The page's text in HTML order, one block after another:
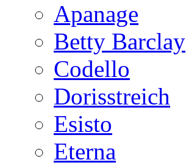
Apanage
Betty Barclay
Codello
Dorisstreich
Esisto
Eterna